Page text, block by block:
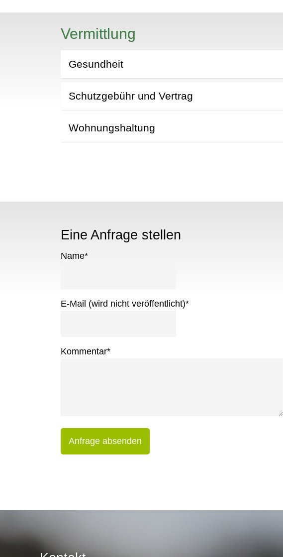
Vermittlung
Gesundheit
Schutzgebühr und Vertrag
Wohnungshaltung
Eine Anfrage stellen
Name*
E-Mail (wird nicht veröffentlicht)*
Kommentar*
Anfrage absenden